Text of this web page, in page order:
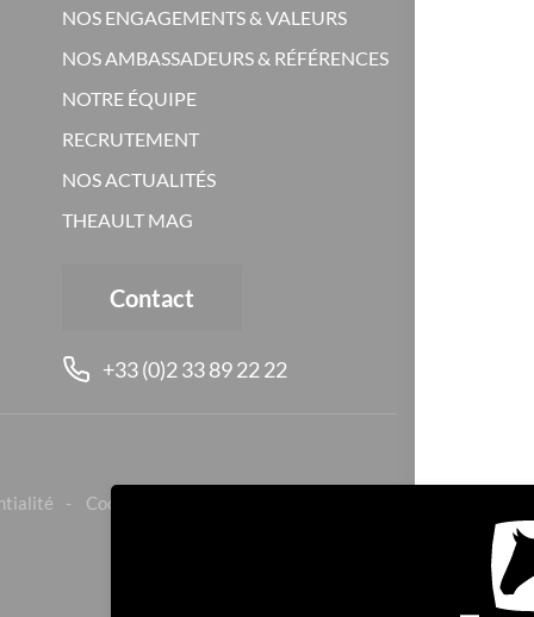
NOS ENGAGEMENTS & VALEURS
NOS AMBASSADEURS & RÉFÉRENCES
NOTRE ÉQUIPE
RECRUTEMENT
NOS ACTUALITÉS
THEAULT MAG
Contact
+33 (0)2 33 89 22 22
Cookies